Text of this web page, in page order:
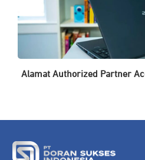
Alamat Authorized Partner